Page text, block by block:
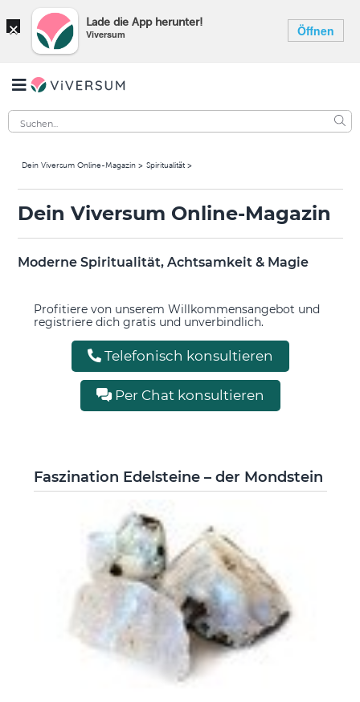
× Lade die App herunter!
Viversum Öffnen
Dein Viversum Online-Magazin Spiritualität
Dein Viversum Online-Magazin
Moderne Spiritualität, Achtsamkeit & Magie
Profitiere von unserem Willkommensangebot und
registriere dich gratis und unverbindlich.
Telefonisch konsultieren
Per Chat konsultieren
Faszination Edelsteine – der Mondstein